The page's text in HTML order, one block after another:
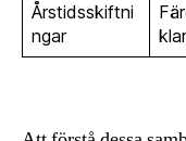
Årstidsskiftni
ngar